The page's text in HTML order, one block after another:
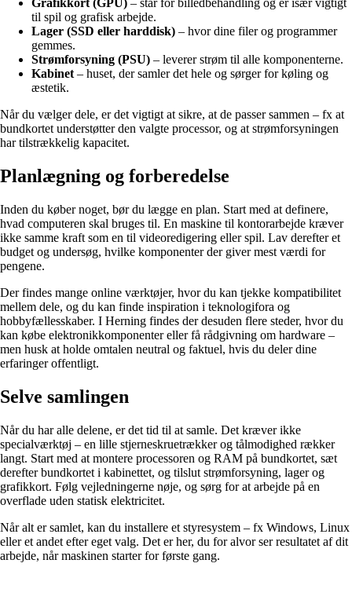
Grafikkort (GPU) – står for billedbehandling og er især vigtigt
til spil og grafisk arbejde.
Lager (SSD eller harddisk) – hvor dine filer og programmer
gemmes.
Strømforsyning (PSU) – leverer strøm til alle komponenterne.
Kabinet– huset, der samler det hele og sørger for køling og
æstetik.
Når du vælger dele, er det vigtigt at sikre, at de passer sammen – fx at
bundkortet understøtter den valgte processor, og at strømforsyningen
har tilstrækkelig kapacitet.
Planlægning og forberedelse
Inden du køber noget, bør du lægge en plan. Start med at definere,
hvad computeren skal bruges til. En maskine til kontorarbejde kræver
ikke samme kraft som en til videoredigering eller spil. Lav derefter et
budget og undersøg, hvilke komponenter der giver mest værdi for
pengene.
Der findes mange online værktøjer, hvor du kan tjekke kompatibilitet
mellem dele, og du kan finde inspiration i teknologifora og
hobbyfællesskaber. I Herning findes der desuden flere steder, hvor du
kan købe elektronikkomponenter eller få rådgivning om hardware –
men husk at holde omtalen neutral og faktuel, hvis du deler dine
erfaringer offentligt.
Selve samlingen
Når du har alle delene, er det tid til at samle. Det kræver ikke
specialværktøj – en lille stjerneskruetrækker og tålmodighed rækker
langt. Start med at montere processoren og RAM på bundkortet, sæt
derefter bundkortet i kabinettet, og tilslut strømforsyning, lager og
grafikkort. Følg vejledningerne nøje, og sørg for at arbejde på en
overflade uden statisk elektricitet.
Når alt er samlet, kan du installere et styresystem – fx Windows, Linux
eller et andet efter eget valg. Det er her, du for alvor ser resultatet af dit
arbejde, når maskinen starter for første gang.